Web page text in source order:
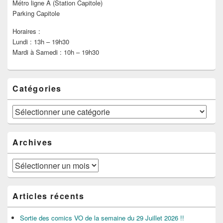
Métro ligne A (Station Capitole)
Parking Capitole
Horaires :
Lundi : 13h – 19h30
Mardi à Samedi : 10h – 19h30
Catégories
Catégories
Archives
Archives
Articles récents
Sortie des comics VO de la semaine du 29 Juillet 2026 !!